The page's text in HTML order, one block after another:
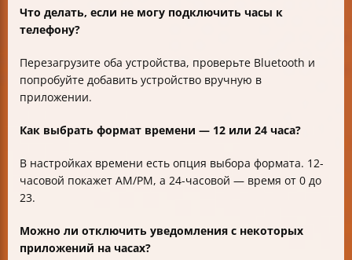
Что делать, если не могу подключить часы к
телефону?
Перезагрузите оба устройства, проверьте Bluetooth и
попробуйте добавить устройство вручную в
приложении.
Как выбрать формат времени — 12 или 24 часа?
В настройках времени есть опция выбора формата. 12-
часовой покажет AM/PM, а 24-часовой — время от 0 до
23.
Можно ли отключить уведомления с некоторых
приложений на часах?